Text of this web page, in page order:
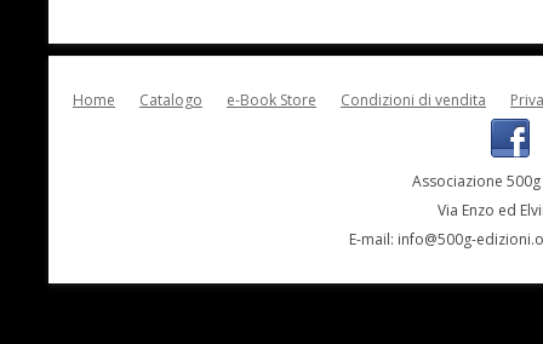
Home Catalogo e-Book Store Condizioni di vendita
Associazione
Via Enzo ed
E-mail: info@500g-